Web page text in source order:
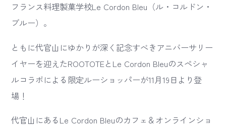
フランス料理製菓学校Le Cordon Bleu（ル・コルドン・
ブルー）。
ともに代官山にゆかりが深く記念すべきアニバーサリー
イヤーを迎えたROOTOTEとLe Cordon Bleuのスペシャ
ルコラボによる限定ルーショッパーが11月19日より登
場！
代官山にあるLe Cordon Bleuのカフェ＆オンラインショ